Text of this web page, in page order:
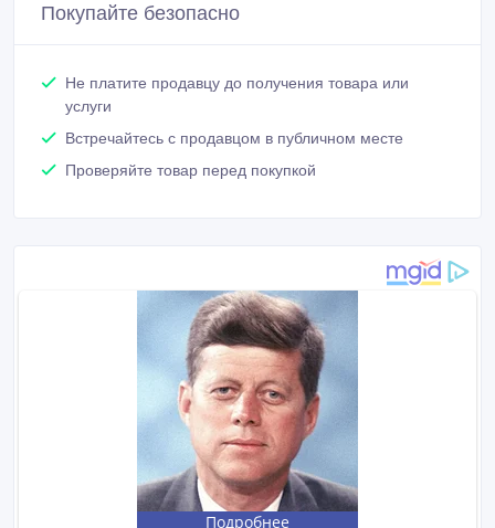
Покупайте безопасно
Не платите продавцу до получения товара или
услуги
Встречайтесь с продавцом в публичном месте
Проверяйте товар перед покупкой